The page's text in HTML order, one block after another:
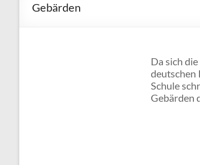
Gebärden
Da sich
deutschen
Schule
Gebärden